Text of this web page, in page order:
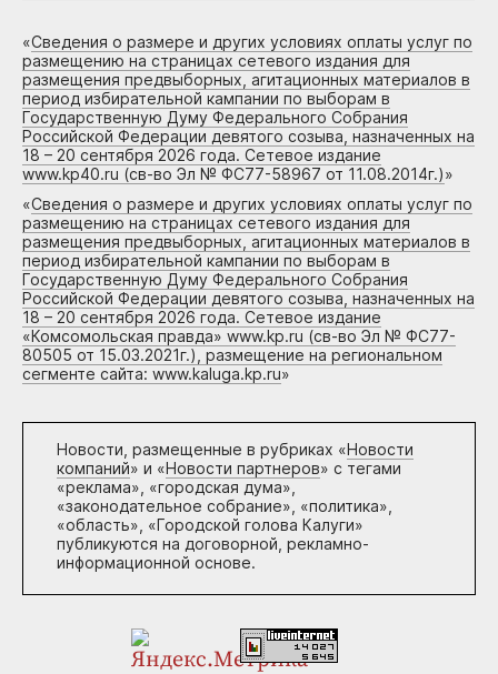
«Сведения о размере и других условиях оплаты услуг по
размещению на страницах сетевого издания для
размещения предвыборных, агитационных материалов в
период избирательной кампании по выборам в
Государственную Думу Федерального Собрания
Российской Федерации девятого созыва, назначенных на
18 – 20 сентября 2026 года. Сетевое издание
www.kp40.ru (св-во Эл № ФС77-58967 от 11.08.2014г.)»
«Сведения о размере и других условиях оплаты услуг по
размещению на страницах сетевого издания для
размещения предвыборных, агитационных материалов в
период избирательной кампании по выборам в
Государственную Думу Федерального Собрания
Российской Федерации девятого созыва, назначенных на
18 – 20 сентября 2026 года. Сетевое издание
«Комсомольская правда» www.kp.ru (св-во Эл № ФС77-
80505 от 15.03.2021г.), размещение на региональном
сегменте сайта: www.kaluga.kp.ru»
Новости, размещенные в рубриках «Новости
компаний» и «Новости партнеров» с тегами
«реклама», «городская дума»,
«законодательное собрание», «политика»,
«область», «Городской голова Калуги»
публикуются на договорной, рекламно-
информационной основе.